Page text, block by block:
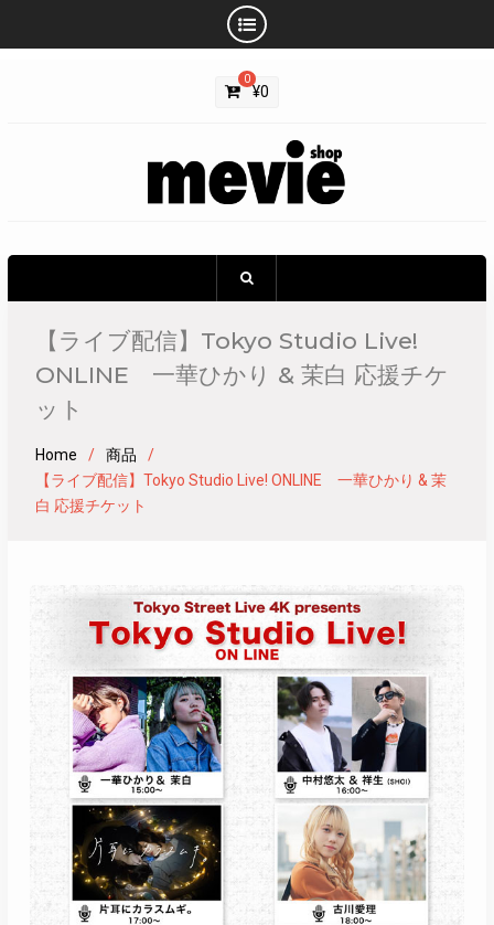
0
¥0
【ライブ配信】Tokyo Studio Live!
ONLINE 一華ひかり & 茉白 応援チケ
ット
Home
商品
【ライブ配信】Tokyo Studio Live! ONLINE 一華ひかり & 茉
白 応援チケット